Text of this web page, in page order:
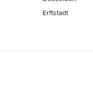
Erftstadt